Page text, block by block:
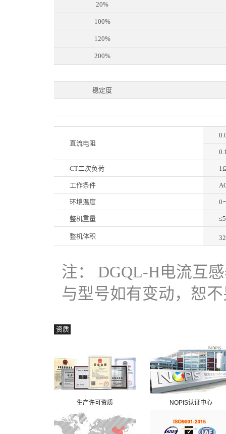
20%
100%
120%
200%
稳定度
直流电阻
CT二次负荷
工作条件
环境温度 0
整机重量
整机体积
注： DGQL-H电流互
与型号如有变动，恕
资质
生产许可资质 NOPIS认证中心